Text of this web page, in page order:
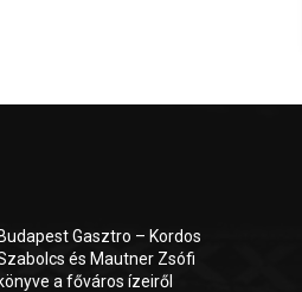
Budapest Gasztro – Kordos
és Mautner Zsófi
könyve a főváros ízeiről